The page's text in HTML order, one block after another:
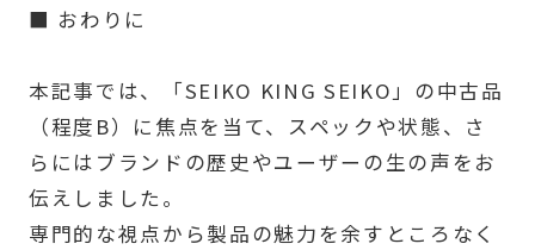
■ おわりに
本記事では、「SEIKO KING SEIKO」の中古品
（程度B）に焦点を当て、スペックや状態、さ
らにはブランドの歴史やユーザーの生の声をお
伝えしました。
専門的な視点から製品の魅力を余すところなく